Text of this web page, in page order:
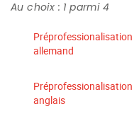
Au choix : 1 parmi 4
Préprofessionalisation
allemand
Préprofessionalisation
anglais